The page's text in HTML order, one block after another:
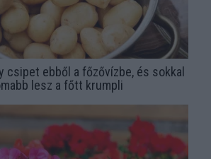
csipet ebből a főzővízbe, és sokkal
lesz a főtt krumpli